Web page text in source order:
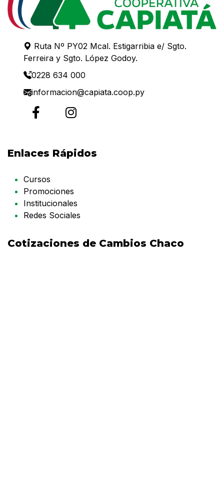
Ruta Nº PY02 Mcal. Estigarribia e/ Sgto.
Ferreira y Sgto. López Godoy.
0228 634 000
informacion@capiata.coop.py
Enlaces Rápidos
Cursos
Promociones
Institucionales
Redes Sociales
Cotizaciones de Cambios Chaco